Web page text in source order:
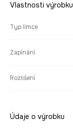
Vlastnosti výrobku
Typ límce
Zapínání
Rozlišení
Údaje o výrobku